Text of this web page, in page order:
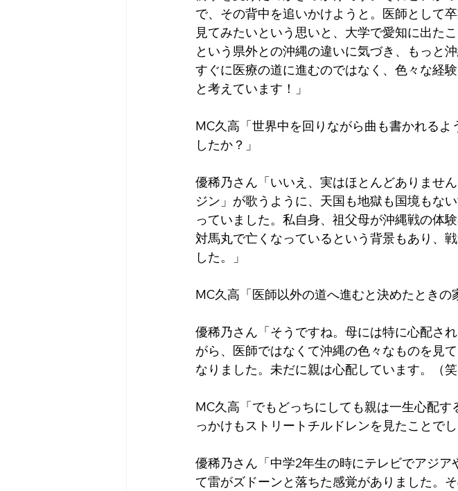
で、その背中を追いかけようと。医師として
見てみたいという思いと、大学で愛知に出た
という県外との沖縄の違いに気づき、もっと
すぐに医療の道に進むのではなく、色々な経
と考えています！」
MC久高「世界中を回りながら曲も書かれる
したか？」
優稀乃さん「いいえ、実はほとんどありませ
ジン」が歌うように、天国も地獄も国境もな
っていました。私自身、祖父母が沖縄戦の体
対馬丸で亡くなっているという背景もあり、
した。」
MC久高「医師以外の道へ進むと決めたときの
優稀乃さん「そうですね。母には特に心配さ
がら、医師ではなくて沖縄の色々なものを見
なりました。未だに親は心配しています。（笑
MC久高「でもどっちにしても親は一生心配
っかけもストリートチルドレンを見たことでし
優稀乃さん「中学2年生の時にテレビでアジ
て雷がズドーンと落ちた感覚がありました。